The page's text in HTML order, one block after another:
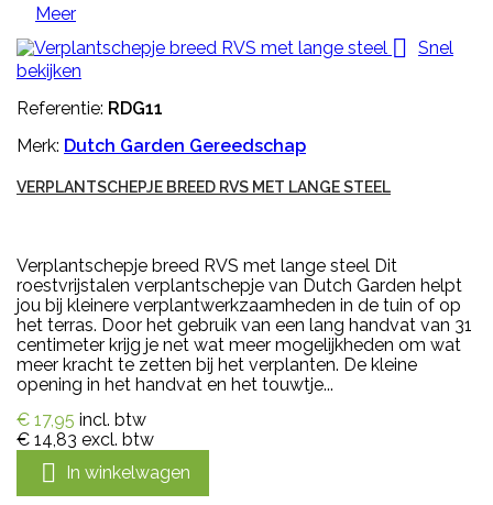
Meer

Snel
bekijken
Referentie: RDG11
Merk: Dutch Garden Gereedschap
VERPLANTSCHEPJE BREED RVS MET LANGE STEEL
Verplantschepje breed RVS met lange steel Dit
roestvrijstalen verplantschepje van Dutch Garden helpt
jou bij kleinere verplantwerkzaamheden in de tuin of op
het terras. Door het gebruik van een lang handvat van 31
centimeter krijg je net wat meer mogelijkheden om wat
meer kracht te zetten bij het verplanten. De kleine
opening in het handvat en het touwtje...
€ 17,95 incl. btw
€ 14,83 excl. btw
 In winkelwagen